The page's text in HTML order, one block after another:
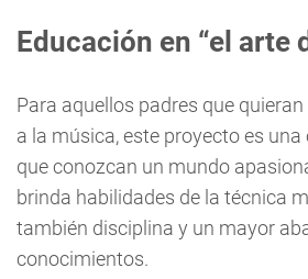
Educación en “el arte
Para aquellos padres que
a la música, este proyecto es
que conozcan un mundo
brinda habilidades de la técnica
también disciplina y un mayor
conocimientos.